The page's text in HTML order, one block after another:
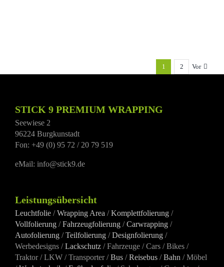
1 2 Vor
STICK 9 PREMIUM WRAPPING
Seewiese 2
96224 Burgkunstadt
Fon: +49 (0) 95 72 / 20 79 519
eMail: info@stick9.de
Leistungsübersicht
Leuchtfolie /Wrapping Area /Komplettfolierung /
Vollfolierung /Fahrzeugfolierung /Carwrapping /
Autofolierung /Teilfolierung /Designfolierung /
Werbedesigns /Lackschutz / Fahrzeuge / Cars / Bikes /
Traktor / LKW / Transporter /Bus /Reisebus /Bahn / Möbel